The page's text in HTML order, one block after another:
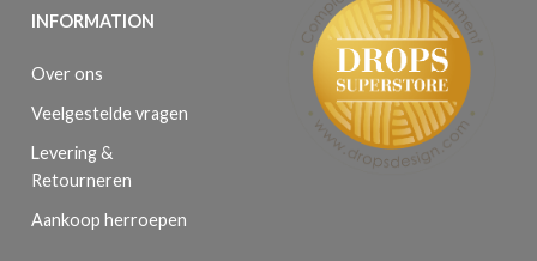
INFORMATION
Over ons
Veelgestelde vragen
Levering &
Retourneren
Aankoop herroepen